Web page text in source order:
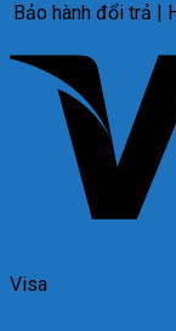
Bảo hành đổi trả |
Visa